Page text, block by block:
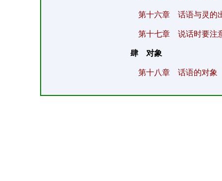
第十六章 话语与灵的
第十七章 说话时要注
肆 对象
第十八章 话语的对象